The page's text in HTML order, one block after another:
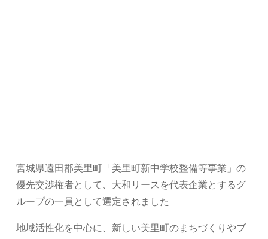
宮城県遠田郡美里町「美里町新中学校整備等事業」の
優先交渉権者として、大和リースを代表企業とするグ
ループの一員として選定されました
地域活性化を中心に、新しい美里町のまちづくりやブ